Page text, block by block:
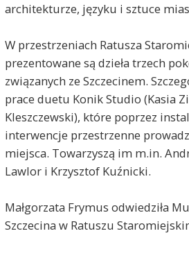
architekturze, języku i sztuce
W przestrzeniach Ratusza
prezentowane są dzieła trzech
związanych ze Szczecinem.
prace duetu Konik Studio (Kasia
Kleszczewski), które poprzez
interwencje przestrzenne
miejsca. Towarzyszą im m.in.
Lawlor i Krzysztof Kuźnicki.
Małgorzata Frymus odwiedziła
Szczecina w Ratuszu